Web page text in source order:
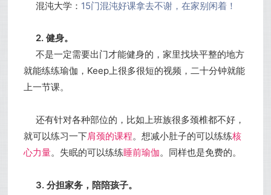
混沌大学： 15门混沌好课拿去不谢，在家别闲着！
2. 健身。
不是一定需要出门才能健身的，家里找块平整的地方
就能练练瑜伽，Keep上很多很短的视频，二十分钟就能
上一节课。
还有针对各种部位的，比如上班族很多颈椎都不好，
就可以练习一下肩颈的课程。想减小肚子的可以练练核
心力量。失眠的可以练练睡前瑜伽。同样也是免费的。
3. 分担家务，陪陪孩子。